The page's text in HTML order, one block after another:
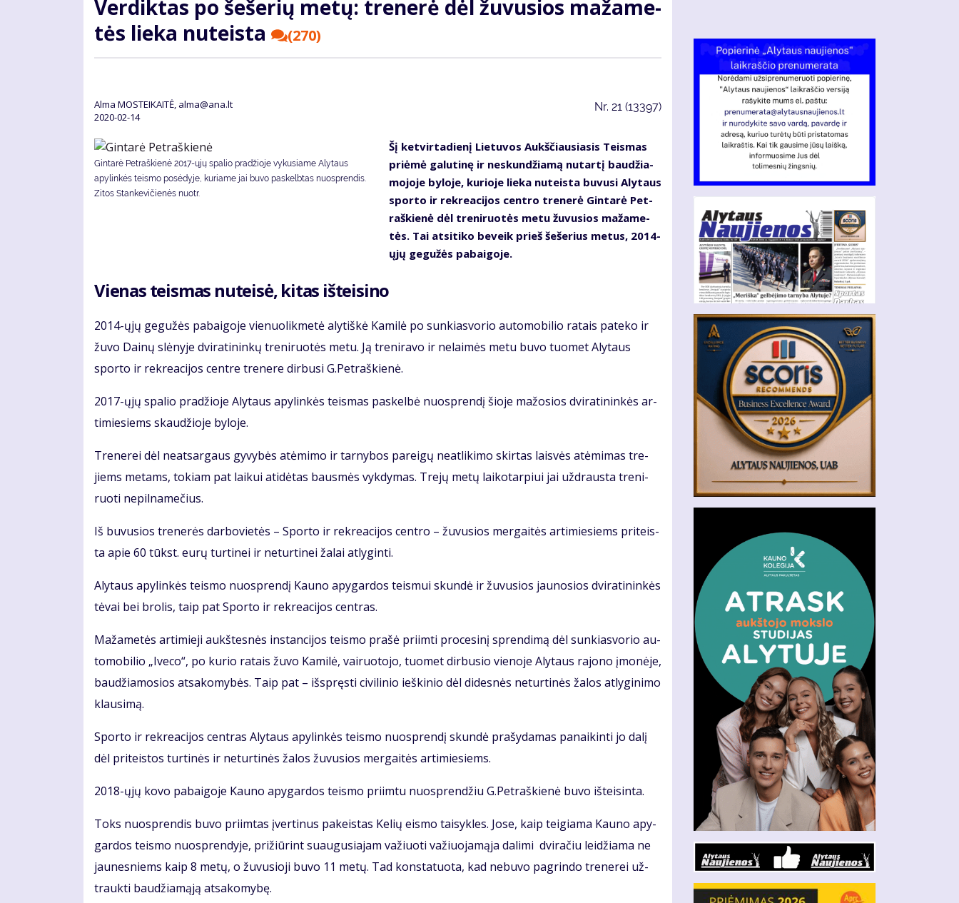
Ver­dik­tas po še­še­rių me­tų: tre­ne­rė dėl žu­vu­sios ma­ža­me­
tės lie­ka nu­teis­ta
(270)
Alma MOSTEIKAITĖ, alma@ana.lt
2020-02-14
Nr. 21 (13397)
Gintarė Petraškienė 2017-ųjų spalio pradžioje vykusiame Alytaus
apylinkės teismo posėdyje, kuriame jai buvo paskelbtas nuosprendis.
Zitos Stankevičienės nuotr.
Šį ket­vir­ta­die­nį Lie­tu­vos Aukš­čiau­sia­sis Teis­mas
pri­ėmė ga­lu­ti­nę ir ne­skun­džia­mą nu­tar­tį bau­džia­
mo­jo­je by­lo­je, ku­rio­je lie­ka nu­teis­ta bu­vu­si Aly­taus
spor­to ir rek­re­a­ci­jos cen­tro tre­ne­rė Gin­ta­rė Pet­
raš­kie­nė dėl tre­ni­ruo­tės me­tu žu­vu­sios ma­ža­me­
tės. Tai at­si­ti­ko be­veik prieš še­še­rius me­tus, 2014-
ųjų ge­gu­žės pa­bai­go­je.
Vie­nas teis­mas nu­tei­sė, ki­tas iš­tei­si­no
2014-ųjų ge­gu­žės pa­bai­go­je vie­nuo­lik­me­tė aly­tiš­kė Ka­mi­lė po sun­kias­vo­rio au­to­mo­bi­lio ra­tais pa­te­ko ir
žu­vo Dai­nų slė­ny­je dvi­ra­ti­nin­kų tre­ni­ruo­tės me­tu. Ją tre­ni­ra­vo ir ne­lai­mės me­tu bu­vo tuo­met Aly­taus
spor­to ir rek­re­a­ci­jos cen­tre tre­ne­re dir­bu­si G.Pet­raš­kie­nė.
2017-ųjų spa­lio pra­džio­je Aly­taus apy­lin­kės teis­mas pa­skel­bė nuosp­ren­dį šio­je ma­žo­sios dvi­ra­ti­nin­kės ar­
ti­mie­siems skau­džio­je by­lo­je.
Tre­ne­rei dėl ne­at­sar­gaus gy­vy­bės at­ėmi­mo ir tar­ny­bos pa­rei­gų ne­at­li­ki­mo skir­tas lais­vės at­ėmi­mas tre­
jiems me­tams, to­kiam pat lai­kui ati­dė­tas baus­mės vyk­dy­mas. Tre­jų me­tų lai­ko­tar­piui jai už­draus­ta tre­ni­
ruo­ti ne­pil­na­me­čius.
Iš bu­vu­sios tre­ne­rės dar­bo­vie­tės – Spor­to ir rek­re­a­ci­jos cen­tro – žu­vu­sios mer­gai­tės ar­ti­mie­siems pri­teis­
ta apie 60 tūkst. eu­rų tur­ti­nei ir ne­tur­ti­nei ža­lai at­ly­gin­ti.
Aly­taus apy­lin­kės teis­mo nuosp­ren­dį Kau­no apy­gar­dos teis­mui skun­dė ir žu­vu­sios jau­no­sios dvi­ra­ti­nin­kės
tė­vai bei bro­lis, taip pat Spor­to ir rek­re­a­ci­jos cen­tras.
Ma­ža­me­tės ar­ti­mie­ji aukš­tes­nės ins­tan­ci­jos teis­mo pra­šė pri­im­ti pro­ce­si­nį spren­di­mą dėl sun­kias­vo­rio au­
to­mo­bi­lio „Ive­co“, po ku­rio ra­tais žu­vo Ka­mi­lė, vai­ruo­to­jo, tuo­met dir­bu­sio vie­no­je Aly­taus ra­jo­no įmo­nė­je,
bau­džia­mo­sios at­sa­ko­my­bės. Taip pat – iš­spręs­ti ci­vi­li­nio ieš­ki­nio dėl di­des­nės ne­tur­ti­nės ža­los at­ly­gi­ni­mo
klau­si­mą.
Spor­to ir rek­re­a­ci­jos cen­tras Aly­taus apy­lin­kės teis­mo nuosp­ren­dį skun­dė pra­šy­da­mas pa­nai­kin­ti jo da­lį
dėl pri­teis­tos tur­ti­nės ir ne­tur­ti­nės ža­los žu­vu­sios mer­gai­tės ar­ti­mie­siems.
2018-ųjų ko­vo pa­bai­go­je Kau­no apy­gar­dos teis­mo pri­im­tu nuosp­ren­džiu G.Pet­raš­kie­nė bu­vo iš­tei­sin­ta.
Toks nuosp­ren­dis bu­vo pri­im­tas įver­ti­nus pa­keis­tas Ke­lių eis­mo tai­syk­les. Jo­se, kaip tei­gia­ma Kau­no apy­
gar­dos teis­mo nuosp­ren­dy­je, pri­žiū­rint su­au­gu­sia­jam va­žiuo­ti va­žiuo­ja­mą­ja da­li­mi dvi­ra­čiu lei­džia­ma ne
jau­nes­niems kaip 8 me­tų, o žu­vu­sio­ji bu­vo 11 me­tų. Tad kon­sta­tuo­ta, kad ne­bu­vo pa­grin­do tre­ne­rei už­
trauk­ti bau­džia­mą­ją at­sa­ko­my­bę.